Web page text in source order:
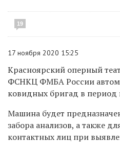
19
17 ноября 2020 15:25
Красноярский оперный
ФСНКЦ ФМБА России
ковидных бригад в
Машина будет
забора анализов, а также
контактных лиц при